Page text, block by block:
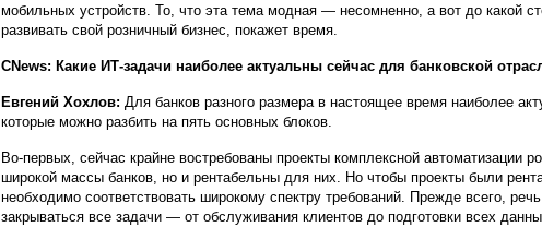
мобильных устройств. То, что эта тема модная — несомненно, а вот до какой
развивать свой розничный бизнес, покажет время.
CNews: Какие ИТ-задачи наиболее актуальны сейчас для банковской
Евгений Хохлов: Для банков разного размера в настоящее время наиболее
которые можно разбить на пять основных блоков.
Во-первых, сейчас крайне востребованы проекты комплексной автоматизации
широкой массы банков, но и рентабельны для них. Но чтобы проекты были
необходимо соответствовать широкому спектру требований. Прежде всего,
закрываться все задачи — от обслуживания клиентов до подготовки всех